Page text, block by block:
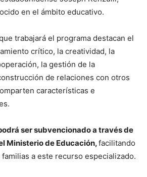
en el ámbito educativo.
trabajará el programa destacan el
crítico, la creatividad, la
la gestión de la
de relaciones con otros
características e
ser subvencionado a través de
Ministerio de Educación,facilitando
a este recurso especializado.